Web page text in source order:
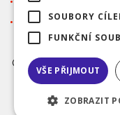
Registrace
©2026 MODA ČAPEK
|
SOUBORY
FUNKČNÍ
VŠE PŘIJMOUT
ZOBRAZIT